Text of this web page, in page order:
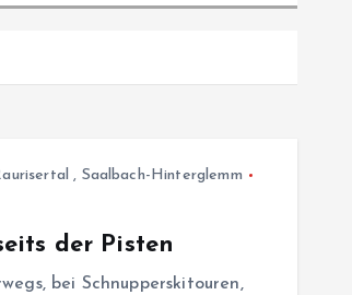
, Saalbach-Hinterglemm
der Pisten
bei Schnupper­skitouren,